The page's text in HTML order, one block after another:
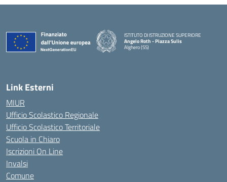
ISTITUTO DI ISTRUZIONE SUPERIORE
Angelo Roth - Piazza Sulis
Alghero (SS)
— Visita la pagina iniziale della scuola
Link Esterni
MIUR
Ufficio Scolastico Regionale
Ufficio Scolastico Territoriale
Scuola in Chiaro
Iscrizioni On Line
Invalsi
Comune